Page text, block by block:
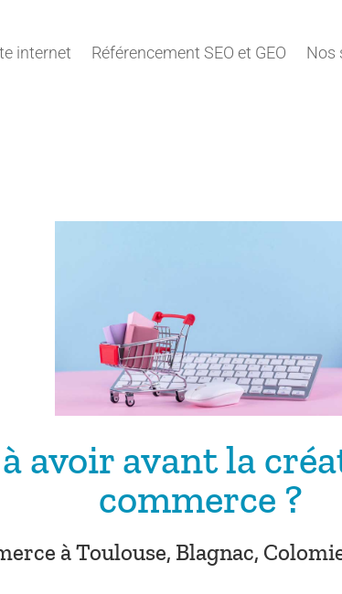
internet Référencement SEO et GEO Nos
avoir avant la
commerce ?
à Toulouse, Blagnac,